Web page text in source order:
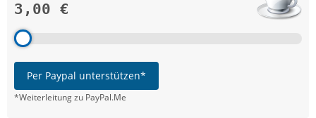
3,00 €
Per Paypal unterstützen*
*Weiterleitung zu PayPal.Me